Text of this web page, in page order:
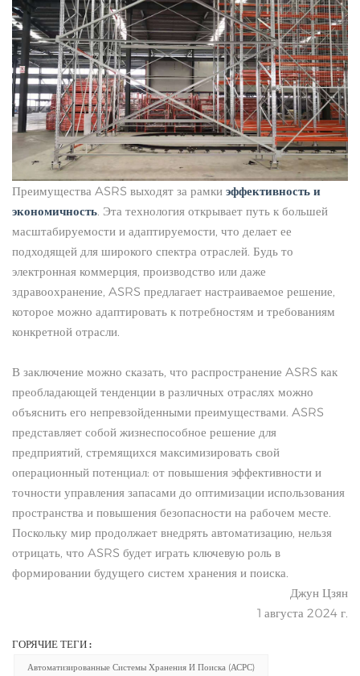
Преимущества ASRS выходят за рамки эффективность и
экономичность. Эта технология открывает путь к большей
масштабируемости и адаптируемости, что делает ее
подходящей для широкого спектра отраслей. Будь то
электронная коммерция, производство или даже
здравоохранение, ASRS предлагает настраиваемое решение,
которое можно адаптировать к потребностям и требованиям
конкретной отрасли.
В заключение можно сказать, что распространение ASRS как
преобладающей тенденции в различных отраслях можно
объяснить его непревзойденными преимуществами. ASRS
представляет собой жизнеспособное решение для
предприятий, стремящихся максимизировать свой
операционный потенциал: от повышения эффективности и
точности управления запасами до оптимизации использования
пространства и повышения безопасности на рабочем месте.
Поскольку мир продолжает внедрять автоматизацию, нельзя
отрицать, что ASRS будет играть ключевую роль в
формировании будущего систем хранения и поиска.
Джун Цзян
1 августа 2024 г.
ГОРЯЧИЕ ТЕГИ :
Автоматизированные Системы Хранения И Поиска (АСРС)